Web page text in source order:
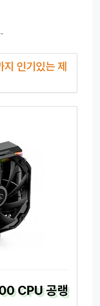
인기있는 제
CPU 공랭